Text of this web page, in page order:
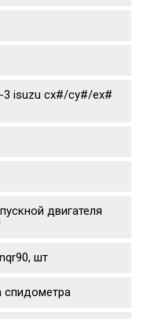
3 isuzu cx#/cy#/ex#
двигателя
шт
спидометра